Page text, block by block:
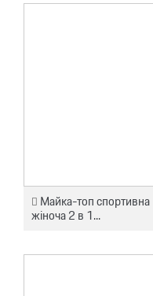
Майка-топ спортивна
жіноча 2 в 1...